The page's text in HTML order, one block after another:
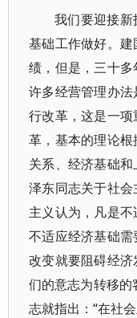
我们要迎接
基础工作做好。
绩，但是，三十
许多经营管理办
行改革，这是一
革，基本的理论
关系、经济基础
泽东同志关于社
主义认为，凡是不
不适应经济基础
改变就要阻碍经
们的意志为转移
志就指出：“在社